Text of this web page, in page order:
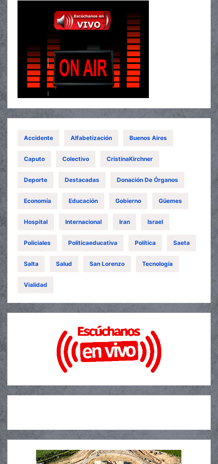
Accidente Alfabetización Buenos Aires
Caputo Colectivo CristinaKirchner
Deporte Destacadas Donación De Órganos
Economía Educación Gobierno Güemes
Hospital Internacional Iran Israel
Policiales Politicaeducativa Política Saeta
Salta Salud San Lorenzo Tecnología
Vialidad